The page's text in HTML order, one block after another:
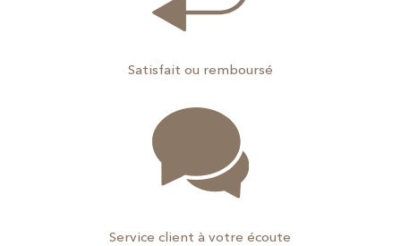
Satisfait ou remboursé
Service client à votre écoute